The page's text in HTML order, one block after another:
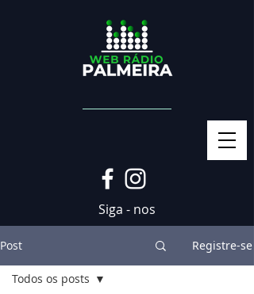
Siga - nos
Post Registre-se
Todos os posts